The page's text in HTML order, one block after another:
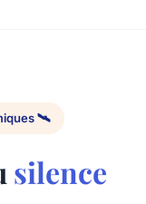
🛰️
silence